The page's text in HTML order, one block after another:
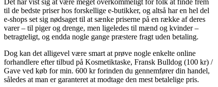
til de bedste priser hos forskellige e-butikker, og altså har en hel del
e-shops set sig nødsaget til at sænke priserne på en række af deres
varer – til piger og drenge, men ligeledes til mænd og kvinder –
betragteligt, og endda nogle gange præstere fragt uden betaling.
Dog kan det alligevel være smart at prøve nogle enkelte online
forhandlere efter tilbud på Kosmetiktaske, Fransk Bulldog (100 kr) /
Gave ved køb for min. 600 kr forinden du gennemfører din handel,
således at man er garanteret at modtage den mest betalelige pris.